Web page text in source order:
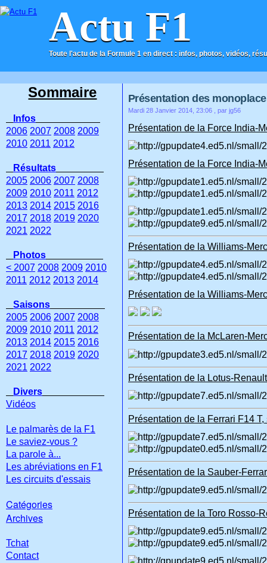
Actu F1
Toute l'actu de la Formule 1 en direct : infos, photos, vidéos,
ACCUEIL CONTACT
Présentation des
Mardi 28 Janvier 2014, 23:06 , par jg56
Présentation de la Force India-
Présentation de la Force India-
Présentation de la Williams-
Présentation de la Williams-
Présentation de la McLaren-
Présentation de la Lotus-
Présentation de la Ferrari F14
Présentation de la Sauber-
Présentation de la Toro Rosso-
Sommaire
Infos
2006 2007 2008 2009
2010 2011 2012
Résultats
2005 2006 2007 2008
2009 2010 2011 2012
2013 2014 2015 2016
2017 2018 2019 2020
2021 2022
Photos
< 2007 2008 2009 2010
2011 2012 2013 2014
Saisons
2005 2006 2007 2008
2009 2010 2011 2012
2013 2014 2015 2016
2017 2018 2019 2020
2021 2022
Divers
Vidéos
Le palmarès de la F1
Le saviez-vous ?
La parole à...
Les abréviations en F1
Les circuits d'essais
Catégories
Archives
Tchat
Contact